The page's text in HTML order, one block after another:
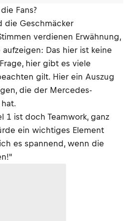
Fans?
die Geschmäcker
verdienen Erwähnung,
Das hier ist keine
hier gibt es viele
gilt. Hier ein Auszug
die der Mercedes-
1 ist doch Teamwork, ganz
ein wichtiges Element
es spannend, wenn die